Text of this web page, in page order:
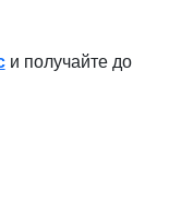
и получайте до